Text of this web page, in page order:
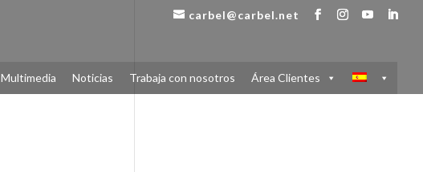
carbel@carbel.net
Multimedia Noticias Trabaja con nosotros Área Clientes